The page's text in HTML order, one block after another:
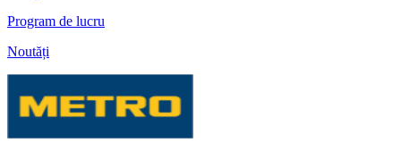
Program de lucru
Noutăți